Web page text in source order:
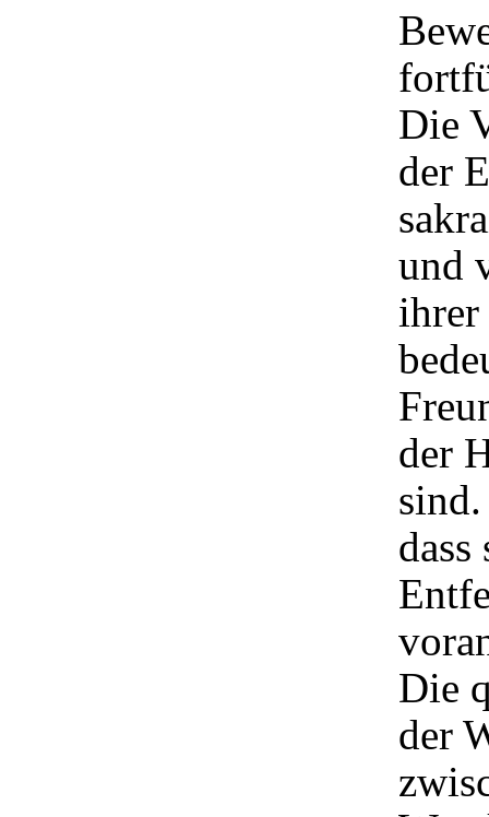
Die
der
und
ihrer
der
Die
der